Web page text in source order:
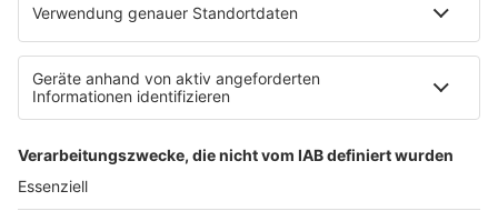
Clubbedingungen
Teilnahmebedingungen
R.SH auf radioplayer.de
Stromvergleich